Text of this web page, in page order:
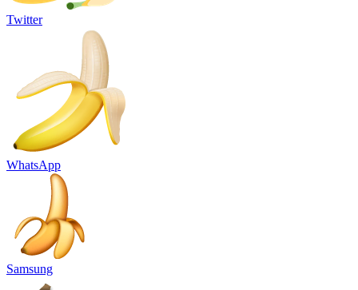
Twitter
WhatsApp
Samsung